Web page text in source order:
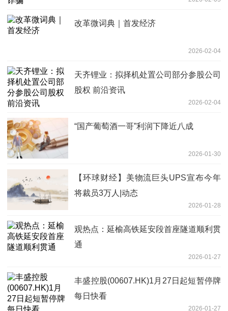
改革微词典｜首发经济
2026-02-04
天齐锂业：拟择机处置公司部分参股公司
股权 前沿资讯
2026-02-04
“国产葡萄酒一哥”利润下降近八成
2026-01-30
【环球财经】美物流巨头UPS宣布今年
将裁员3万人|动态
2026-01-28
观热点：延榆高铁延安段首座隧道顺利贯
通
2026-01-27
丰盛控股(00607.HK)1月27日起短暂停牌
每日快看
2026-01-27